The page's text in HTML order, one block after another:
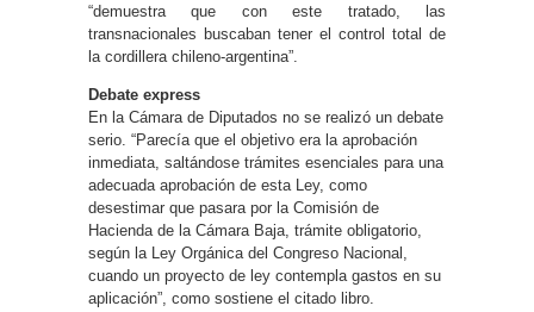
“demuestra que con este tratado, las
transnacionales buscaban tener el control total de
la cordillera chileno-argentina”.
Debate express
En la Cámara de Diputados no se realizó un debate
serio. “Parecía que el objetivo era la aprobación
inmediata, saltándose trámites esenciales para una
adecuada aprobación de esta Ley, como
desestimar que pasara por la Comisión de
Hacienda de la Cámara Baja, trámite obligatorio,
según la Ley Orgánica del Congreso Nacional,
cuando un proyecto de ley contempla gastos en su
aplicación”, como sostiene el citado libro.